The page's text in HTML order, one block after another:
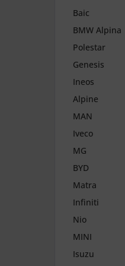
Baic
BMW Alpina
Polestar
Genesis
Ineos
Alpine
MAN
Iveco
MG
BYD
Matra
Infiniti
Nio
MINI
Isuzu